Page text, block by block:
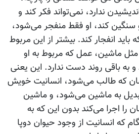
ندارد، نمی‌تواند فکر کند و
کند، او فقط منفجر می‌شود،
انفجار کند. بیشتر از این مربوط
ماشین، عمل که مربوط به او
به باقی روند دست ندارد. این یعنی
که طالب می‌شود، انسانیت خویش
به ماشین می‌شود، و ماشین
را اجرا می‌کند بدون این که به
که انسانیت از وجود حیوان دوپا